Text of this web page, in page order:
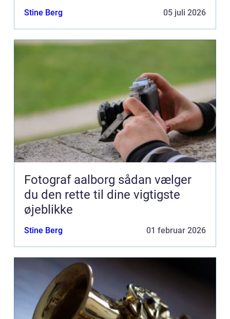
Stine Berg 05 juli 2026
Fotograf aalborg sådan vælger
du den rette til dine vigtigste
øjeblikke
Stine Berg 01 februar 2026